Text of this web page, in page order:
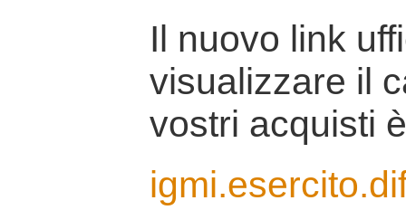
Il nuovo link
visualizzare il
vostri acquisti